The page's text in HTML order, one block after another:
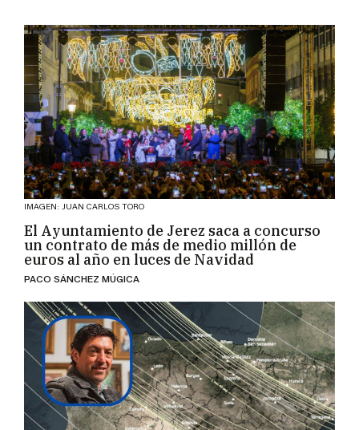
IMAGEN: JUAN CARLOS TORO
El Ayuntamiento de Jerez saca a concurso
un contrato de más de medio millón de
euros al año en luces de Navidad
PACO SÁNCHEZ MÚGICA